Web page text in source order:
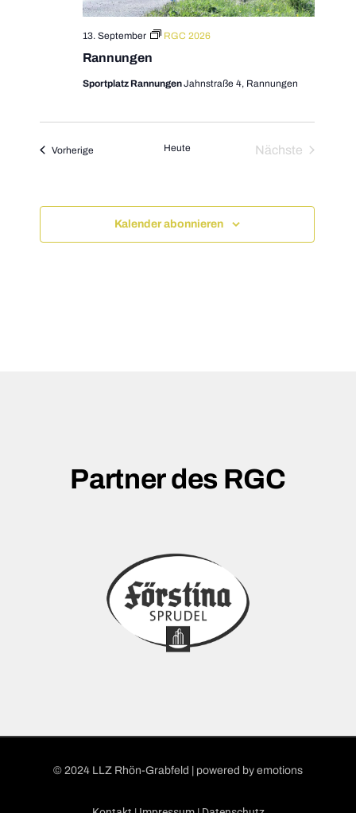
Rannungen
13. September RGC 2026
Sportplatz RannungenJahnstraße 4, Rannungen
VorherigeVeranstaltungenHeute
Nächste
Kalender abonnieren
Partner des RGC
© 2024 LLZ Rhön-Grabfeld | powered by emotions